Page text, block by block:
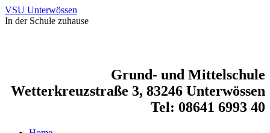
VSU Unterwössen
In der Schule zuhause
Grund- und Mittelschule
Wetterkreuzstraße 3, 83246 Unterwössen
Tel: 08641 6993 40